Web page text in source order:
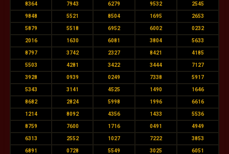
8364 7943 6279 9532 2545
9848 5521 8504 1695 2653
5879 5518 6952 6002 0232
2016 1630 6081 3804 5633
8797 3742 2327 8421 4185
5503 4281 3422 3444 7127
3928 0939 0249 7338 5917
5343 3141 4525 1490 1646
8682 2824 5998 1996 6616
1214 8092 4356 1433 5536
8759 7600 1716 0491 4949
6313 2552 1027 7222 3853
6891 0728 5549 3025 6051